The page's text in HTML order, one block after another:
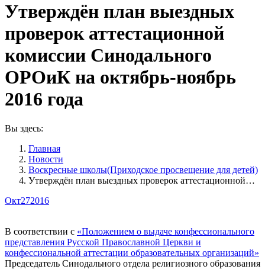
Утверждён план выездных
проверок аттестационной
комиссии Синодального
ОРОиК на октябрь-ноябрь
2016 года
Вы здесь:
Главная
Новости
Воскресные школы(Приходское просвещение для детей)
Утверждён план выездных проверок аттестационной…
Окт272016
В соответствии с «Положением о выдаче конфессионального
представления Русской Православной Церкви и
конфессиональной аттестации образовательных организаций»
Председатель Синодального отдела религиозного образования